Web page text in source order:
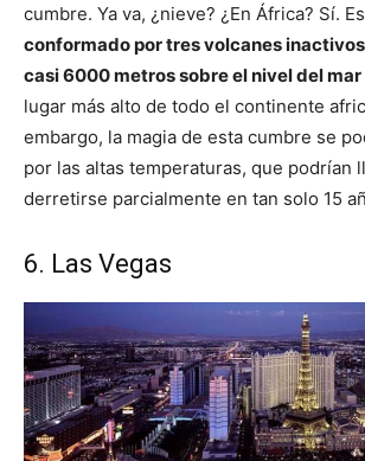
cumbre. Ya va, ¿nieve? ¿En África? Sí.
conformado por tres volcanes
casi 6000 metros sobre el nivel del mar
lugar más alto de todo el continente
embargo, la magia de esta cumbre se
por las altas temperaturas, que podrían
derretirse parcialmente en tan solo 15
6. Las Vegas